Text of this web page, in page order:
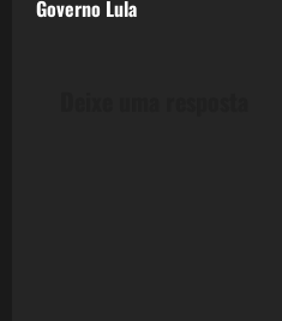
Governo Lula